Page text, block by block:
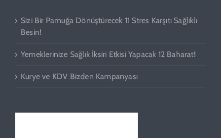
Sizi Bir Pamuğa Dönüştürecek 11 Stres Karşıtı Sağlıklı
Besin!
Yemeklerinize Sağlık İksiri Etkisi Yapacak 12 Baharat!
Kurye ve KDV Bizden Kampanyası